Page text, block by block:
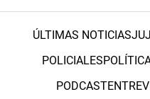
ÚLTIMAS NOTICIAS
POLICIALES
PODCAST